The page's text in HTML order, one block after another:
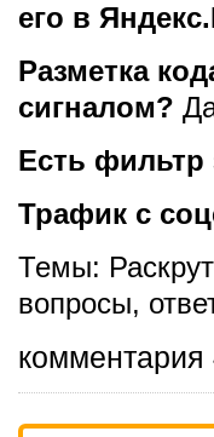
его в
Разметка
сигналом?
Есть фильтр
Трафик с
Темы:
вопросы,
комментария